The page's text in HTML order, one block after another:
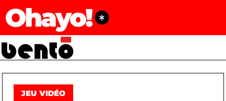
Ohayo!
JEU VIDÉO